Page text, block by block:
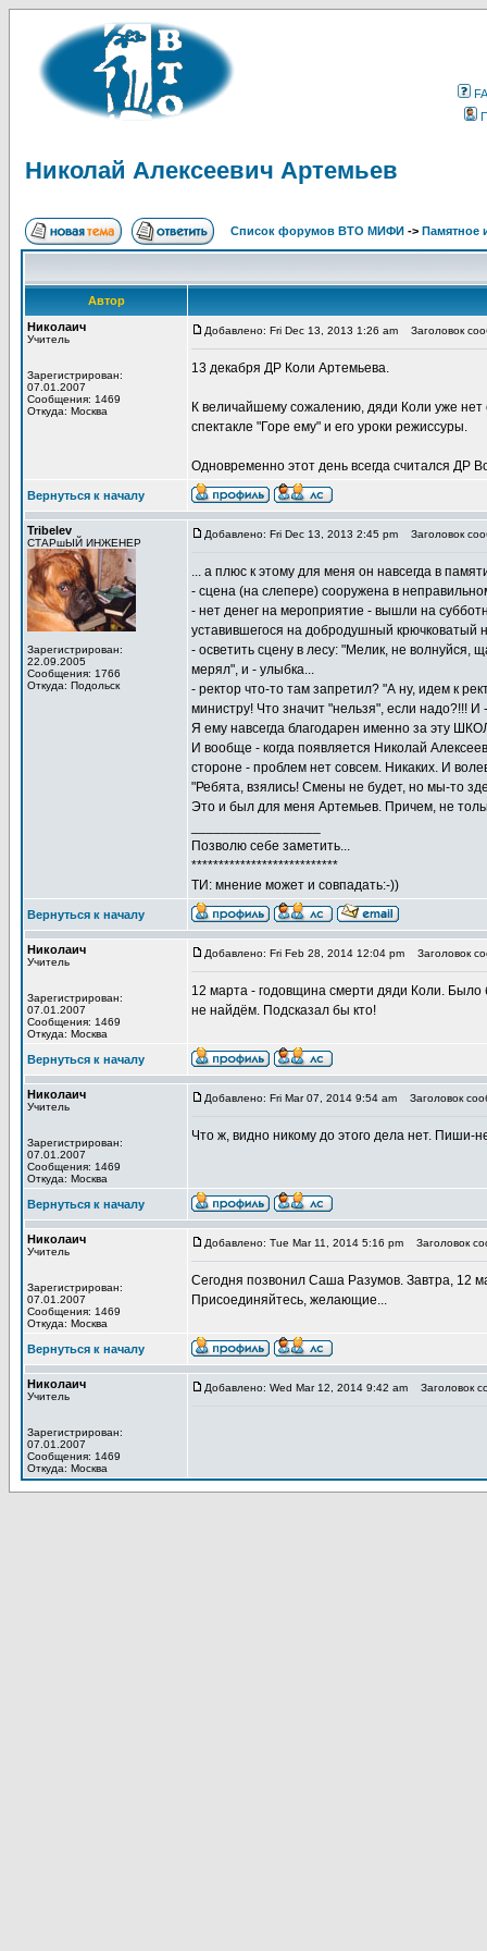
Николай Алексеевич Артемьев
Список форумов ВТО МИФИ -> Памятное
Автор
Николаич
Учитель
Зарегистрирован:
07.01.2007
Сообщения: 1469
Откуда: Москва
Добавлено: Fri Dec 13, 2013 1:26 am Заголовок
13 декабря ДР Коли Артемьева.
К величайшему сожалению, дяди Коли уже нет
спектакле "Горе ему" и его уроки режиссуры.
Одновременно этот день всегда считался ДР
Вернуться к началу
Tribelev
СТАРшЫЙ ИНЖЕНЕР
Зарегистрирован:
22.09.2005
Сообщения: 1766
Откуда: Подольск
Добавлено: Fri Dec 13, 2013 2:45 pm Заголовок
... а плюс к этому для меня он навсегда в
- сцена (на слепере) сооружена в
- нет денег на мероприятие - вышли на
уставившегося на добродушный крючковатый
- осветить сцену в лесу: "Мелик, не волнуйся,
мерял", и - улыбка...
- ректор что-то там запретил? "А ну, идем к
министру! Что значит "нельзя", если надо?!!! И
Я ему навсегда благодарен именно за эту
И вообще - когда появляется Николай
стороне - проблем нет совсем. Никаких. И
"Ребята, взялись! Смены не будет, но мы-то
Это и был для меня Артемьев. Причем, не
Позволю себе заметить...
***************************
ТИ: мнение может и совпадать:-))
Вернуться к началу
Николаич
Учитель
Зарегистрирован:
07.01.2007
Сообщения: 1469
Откуда: Москва
Добавлено: Fri Feb 28, 2014 12:04 pm Заголовок
12 марта - годовщина смерти дяди Коли. Было
не найдём. Подсказал бы кто!
Вернуться к началу
Николаич
Учитель
Зарегистрирован:
07.01.2007
Сообщения: 1469
Откуда: Москва
Добавлено: Fri Mar 07, 2014 9:54 am Заголовок
Что ж, видно никому до этого дела нет. Пиши-
Вернуться к началу
Николаич
Учитель
Зарегистрирован:
07.01.2007
Сообщения: 1469
Откуда: Москва
Добавлено: Tue Mar 11, 2014 5:16 pm Заголовок
Сегодня позвонил Саша Разумов. Завтра, 12
Присоединяйтесь, желающие...
Вернуться к началу
Николаич
Учитель
Зарегистрирован:
07.01.2007
Сообщения: 1469
Откуда: Москва
Добавлено: Wed Mar 12, 2014 9:42 am Заголовок